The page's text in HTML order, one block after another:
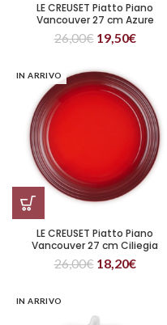
LE CREUSET Piatto Piano
Vancouver 27 cm Azure
26,00€ 19,50€
IN ARRIVO
LE CREUSET Piatto Piano
Vancouver 27 cm Ciliegia
26,00€ 18,20€
IN ARRIVO